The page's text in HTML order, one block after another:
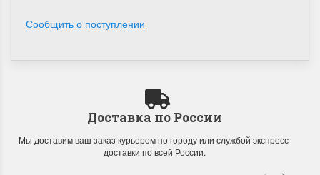
Сообщить о поступлении
Доставка по России
Мы доставим ваш заказ курьером по городу или службой экспресс-
доставки по всей России.